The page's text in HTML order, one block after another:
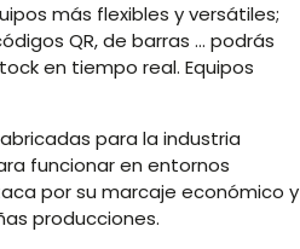
más flexibles y versátiles;
QR, de barras … podrás
en tiempo real. Equipos
para la industria
funcionar en entornos
por su marcaje económico y
producciones.